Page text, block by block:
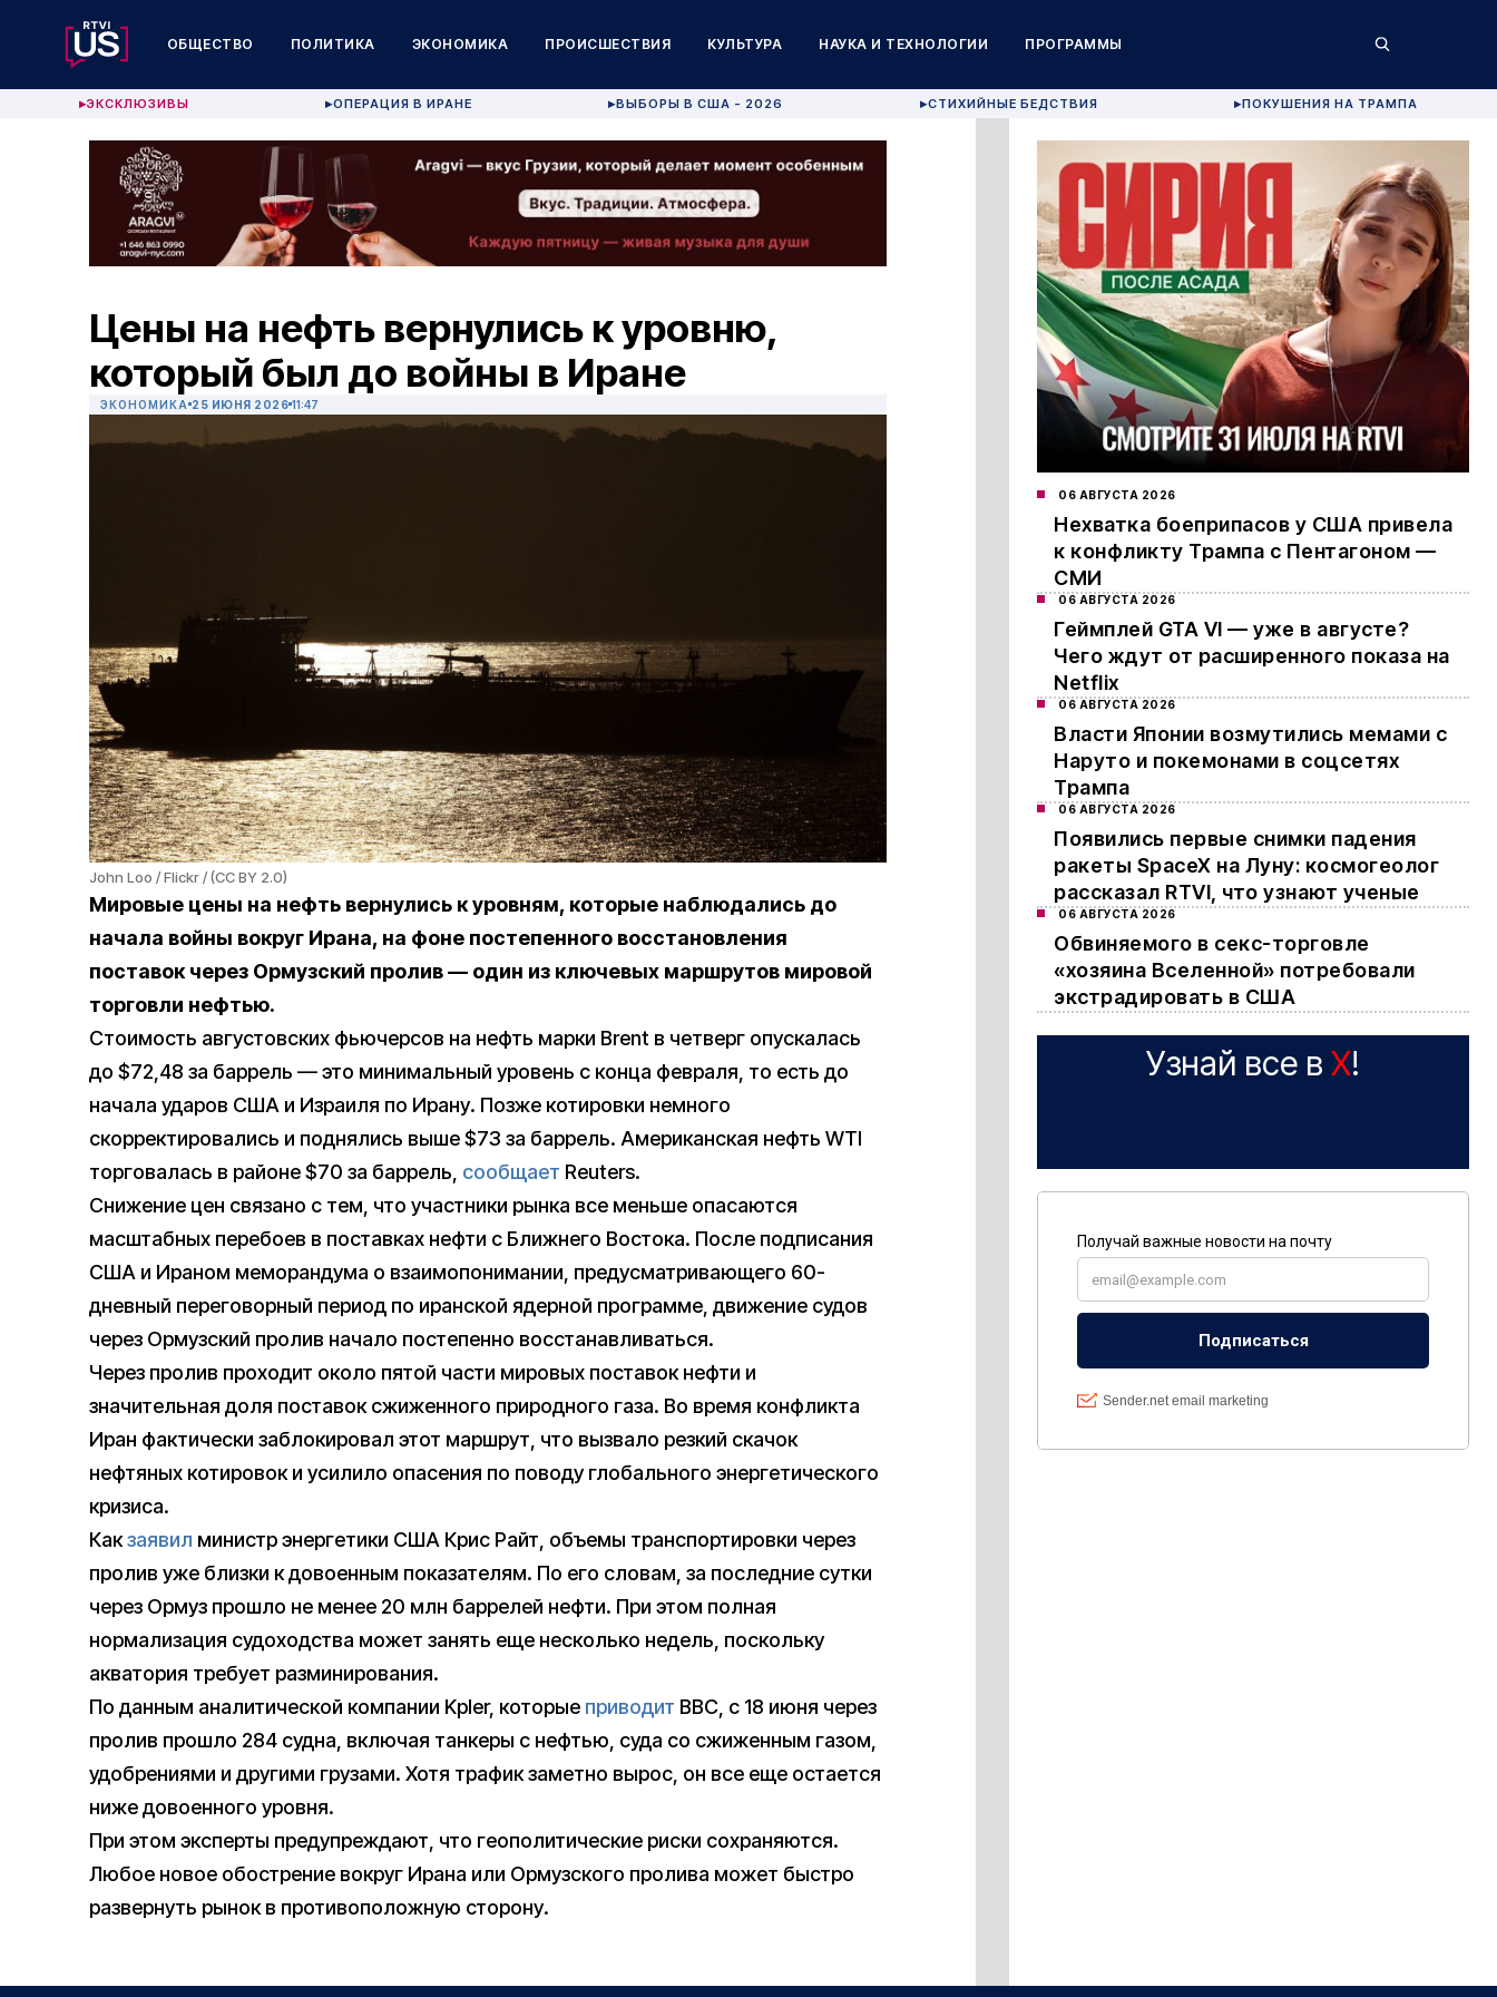
ОБЩЕСТВО ПОЛИТИКА ЭКОНОМИКА ПРОИСШЕСТВИЯ КУЛЬТУРА НАУКА И ТЕХНОЛОГИИ ПРОГРАММЫ
▶ЭКСКЛЮЗИВЫ ▶ОПЕРАЦИЯ В ИРАНЕ ▶ВЫБОРЫ В США - 2026 ▶СТИХИЙНЫЕ БЕДСТВИЯ ▶ПОКУШЕНИЯ НА ТРАМПА
Цены на нефть вернулись к уровню,
который был до войны в Иране
ЭКОНОМИКА 25 ИЮНЯ 2026 11:47
John Loo / Flickr / (CC BY 2.0)
Мировые цены на нефть вернулись к уровням, которые наблюдались до
начала войны вокруг Ирана, на фоне постепенного восстановления
поставок через Ормузский пролив — один из ключевых маршрутов мировой
торговли нефтью.
Стоимость августовских фьючерсов на нефть марки Brent в четверг опускалась
до $72,48 за баррель — это минимальный уровень с конца февраля, то есть до
начала ударов США и Израиля по Ирану. Позже котировки немного
скорректировались и поднялись выше $73 за баррель. Американская нефть WTI
торговалась в районе $70 за баррель, сообщает Reuters.
Снижение цен связано с тем, что участники рынка все меньше опасаются
масштабных перебоев в поставках нефти с Ближнего Востока. После подписания
США и Ираном меморандума о взаимопонимании, предусматривающего 60-
дневный переговорный период по иранской ядерной программе, движение судов
через Ормузский пролив начало постепенно восстанавливаться.
Через пролив проходит около пятой части мировых поставок нефти и
значительная доля поставок сжиженного природного газа. Во время конфликта
Иран фактически заблокировал этот маршрут, что вызвало резкий скачок
нефтяных котировок и усилило опасения по поводу глобального энергетического
кризиса.
Какзаявил министр энергетики США Крис Райт, объемы транспортировки через
пролив уже близки к довоенным показателям. По его словам, за последние сутки
через Ормуз прошло не менее 20 млн баррелей нефти. При этом полная
нормализация судоходства может занять еще несколько недель, поскольку
акватория требует разминирования.
По данным аналитической компании Kpler, которые приводит BBC, с 18 июня через
пролив прошло 284 судна, включая танкеры с нефтью, суда со сжиженным газом,
удобрениями и другими грузами. Хотя трафик заметно вырос, он все еще остается
ниже довоенного уровня.
При этом эксперты предупреждают, что геополитические риски сохраняются.
Любое новое обострение вокруг Ирана или Ормузского пролива может быстро
развернуть рынок в противоположную сторону.
06 АВГУСТА 2026
Нехватка боеприпасов у США привела
к конфликту Трампа с Пентагоном —
СМИ
06 АВГУСТА 2026
Геймплей GTA VI — уже в августе?
Чего ждут от расширенного показа на
Netflix
06 АВГУСТА 2026
Власти Японии возмутились мемами с
Наруто и покемонами в соцсетях
Трампа
06 АВГУСТА 2026
Появились первые снимки падения
ракеты SpaceX на Луну: космогеолог
рассказал RTVI, что узнают ученые
06 АВГУСТА 2026
Обвиняемого в секс-торговле
«хозяина Вселенной» потребовали
экстрадировать в США
Узнай все в X!